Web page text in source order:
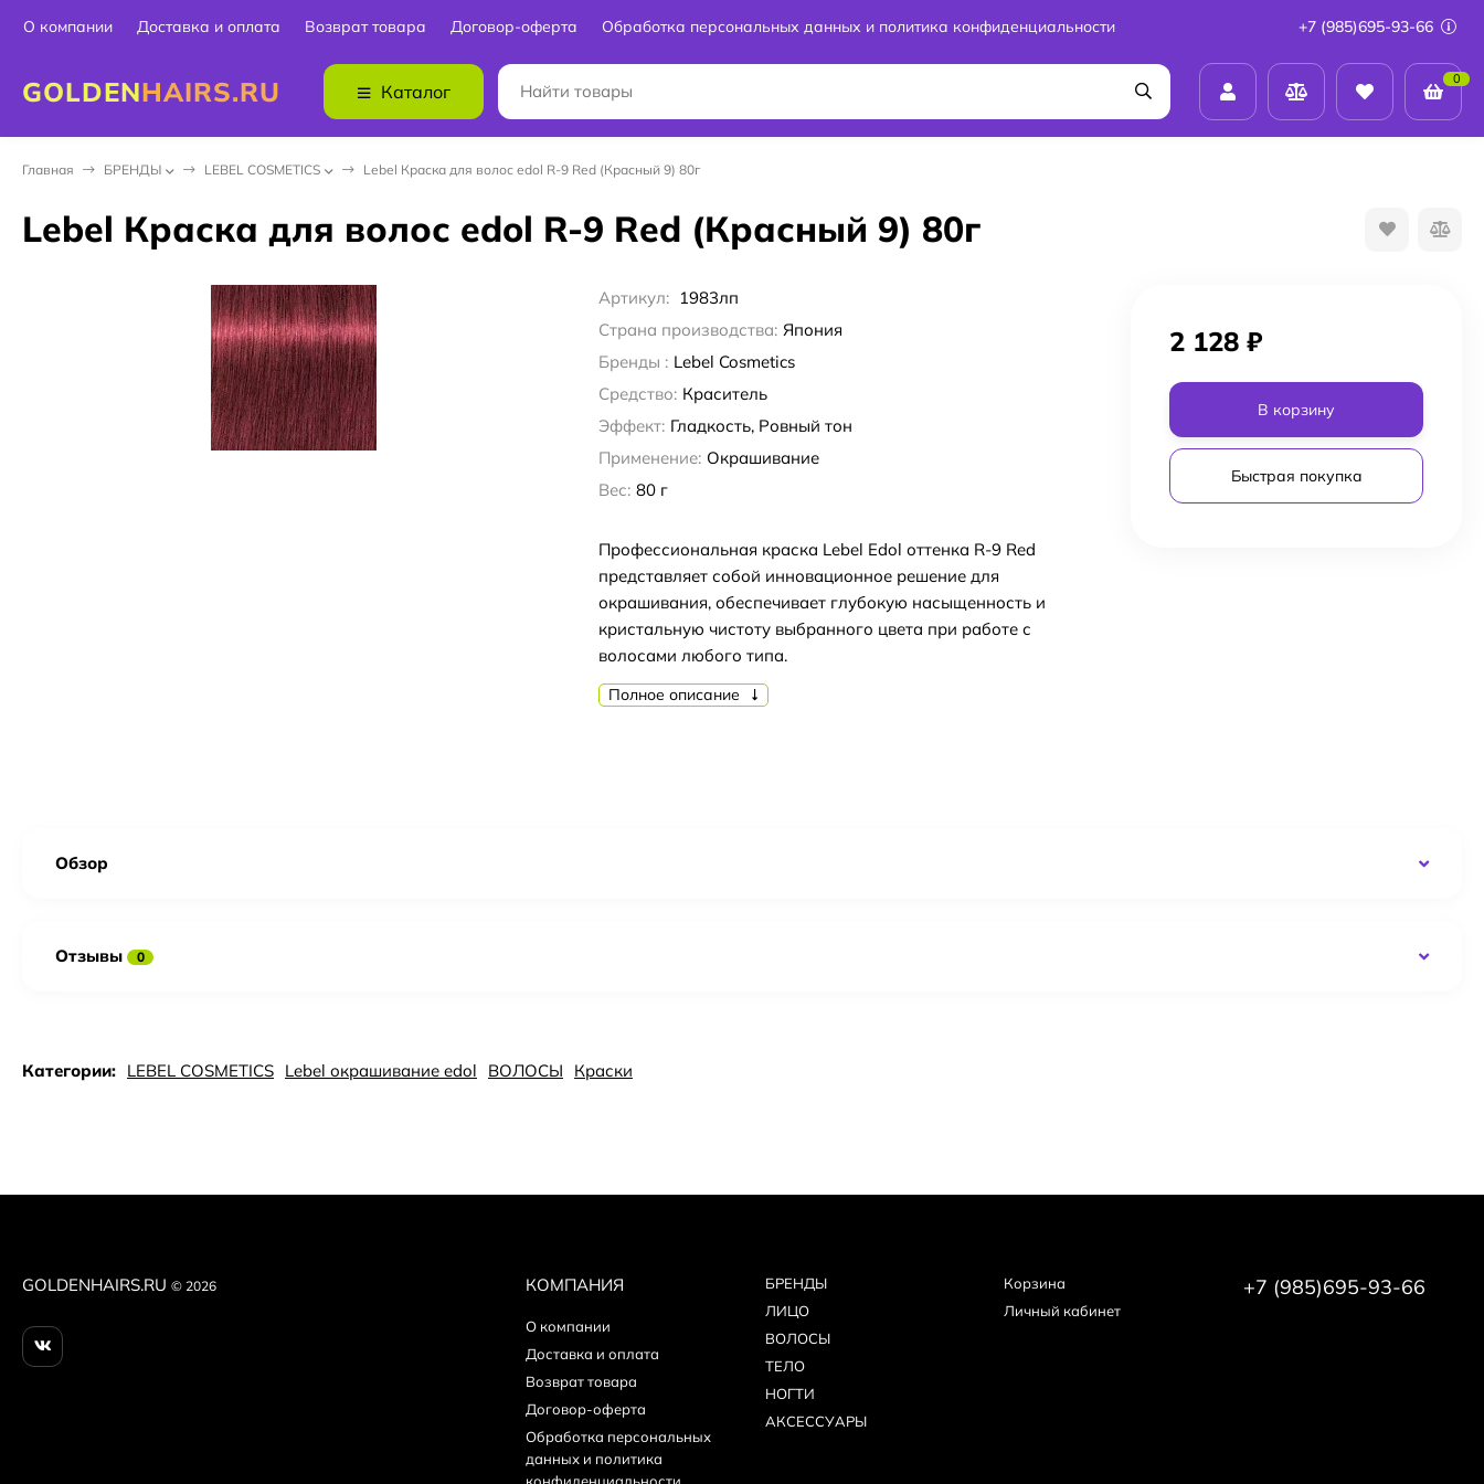
О компании Доставка и оплата Возврат товара Договор-оферта Обработка персональных данных и политика конфиденциальности +7 (985)695-93-66
GOLDENHAIRS.RU Каталог
0
Главная БPEНДЫ LEBEL COSMETICS Lebel Краска для волос edol R-9 Red (Красный 9) 80г
Lebel Краска для волос edol R-9 Red (Красный 9) 80г
Артикул: 1983лп
Страна производства: Япония
Бренды : Lebel Cosmetics
Средство: Краситель
Эффект: Гладкость, Ровный тон
Применение: Окрашивание
Вес: 80 г
Профессиональная краска Lebel Edol оттенка R-9 Red
представляет собой инновационное решение для
окрашивания, обеспечивает глубокую насыщенность и
кристальную чистоту выбранного цвета при работе с
волосами любого типа.
Полное описание
2 128 ₽
В корзину
Быстрая покупка
Обзор
Отзывы 0
Категории: LEBEL COSMETICS Lebel окрашивание edol ВОЛОСЫ Краски
GOLDENHAIRS.RU © 2026 КОМПАНИЯ
О компании
Доставка и оплата
Возврат товара
Договор-оферта
Обработка персональных
данных и политика
БPEНДЫ
ЛИЦО
ВОЛОСЫ
ТЕЛО
НОГТИ
АКСЕССУАРЫ
Корзина
Личный кабинет
+7 (985)695-93-66